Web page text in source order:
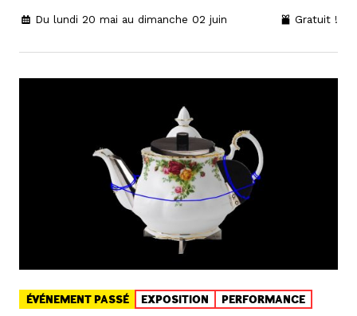
Du lundi 20 mai au dimanche 02 juin Gratuit !
ÉVÉNEMENT PASSÉ EXPOSITION PERFORMANCE